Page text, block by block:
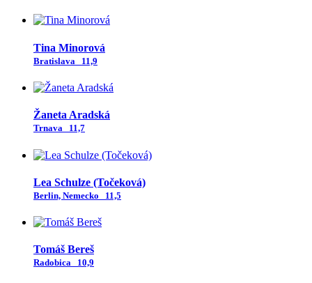
Tina Minorová
Bratislava 11,9
Žaneta Aradská
Trnava 11,7
Lea Schulze (Točeková)
Berlin, Nemecko 11,5
Tomáš Bereš
Radobica 10,9